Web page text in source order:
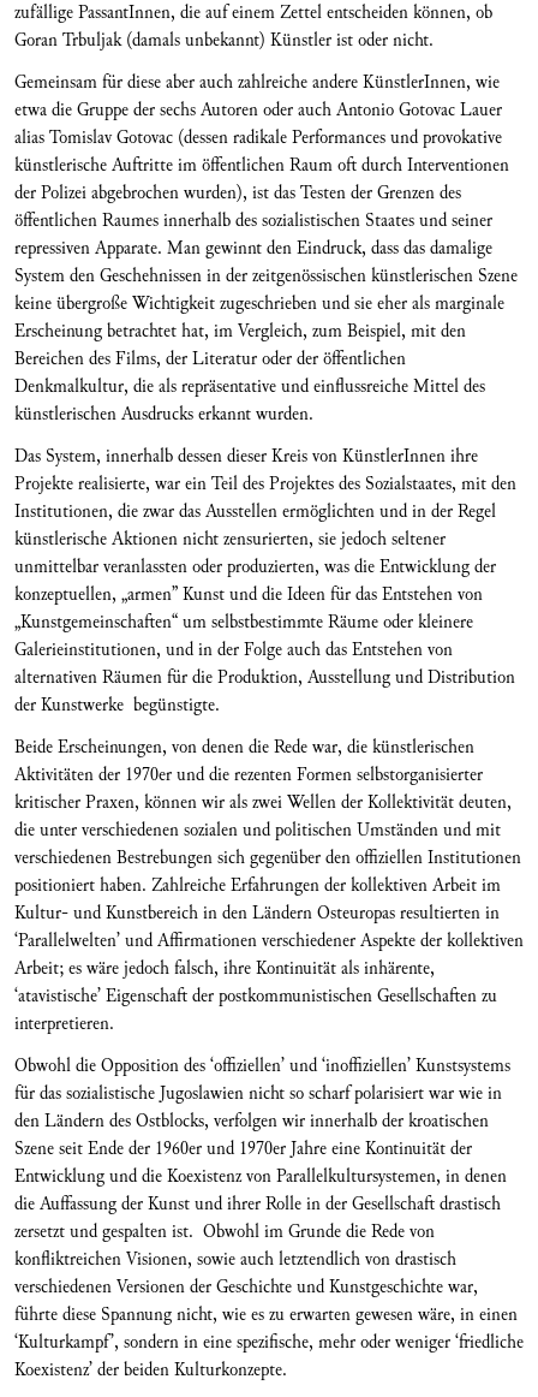
zufällige PassantInnen, die auf einem Zettel entscheiden können, ob
Goran Trbuljak (damals unbekannt) Künstler ist oder nicht.
Gemeinsam für diese aber auch zahlreiche andere KünstlerInnen, wie
etwa die Gruppe der sechs Autoren oder auch Antonio Gotovac Lauer
alias Tomislav Gotovac (dessen radikale Performances und provokative
künstlerische Auftritte im öffentlichen Raum oft durch Interventionen
der Polizei abgebrochen wurden), ist das Testen der Grenzen des
öffentlichen Raumes innerhalb des sozialistischen Staates und seiner
repressiven Apparate. Man gewinnt den Eindruck, dass das damalige
System den Geschehnissen in der zeitgenössischen künstlerischen Szene
keine übergroße Wichtigkeit zugeschrieben und sie eher als marginale
Erscheinung betrachtet hat, im Vergleich, zum Beispiel, mit den
Bereichen des Films, der Literatur oder der öffentlichen
Denkmalkultur, die als repräsentative und einflussreiche Mittel des
künstlerischen Ausdrucks erkannt wurden.
Das System, innerhalb dessen dieser Kreis von KünstlerInnen ihre
Projekte realisierte, war ein Teil des Projektes des Sozialstaates, mit den
Institutionen, die zwar das Ausstellen ermöglichten und in der Regel
künstlerische Aktionen nicht zensurierten, sie jedoch seltener
unmittelbar veranlassten oder produzierten, was die Entwicklung der
konzeptuellen, „armen” Kunst und die Ideen für das Entstehen von
„Kunstgemeinschaften“ um selbstbestimmte Räume oder kleinere
Galerieinstitutionen, und in der Folge auch das Entstehen von
alternativen Räumen für die Produktion, Ausstellung und Distribution
der Kunstwerke begünstigte.
Beide Erscheinungen, von denen die Rede war, die künstlerischen
Aktivitäten der 1970er und die rezenten Formen selbstorganisierter
kritischer Praxen, können wir als zwei Wellen der Kollektivität deuten,
die unter verschiedenen sozialen und politischen Umständen und mit
verschiedenen Bestrebungen sich gegenüber den offiziellen Institutionen
positioniert haben. Zahlreiche Erfahrungen der kollektiven Arbeit im
Kultur- und Kunstbereich in den Ländern Osteuropas resultierten in
‘Parallelwelten’ und Affirmationen verschiedener Aspekte der kollektiven
Arbeit; es wäre jedoch falsch, ihre Kontinuität als inhärente,
‘atavistische’ Eigenschaft der postkommunistischen Gesellschaften zu
interpretieren.
Obwohl die Opposition des ‘offiziellen’ und ‘inoffiziellen’ Kunstsystems
für das sozialistische Jugoslawien nicht so scharf polarisiert war wie in
den Ländern des Ostblocks, verfolgen wir innerhalb der kroatischen
Szene seit Ende der 1960er und 1970er Jahre eine Kontinuität der
Entwicklung und die Koexistenz von Parallelkultursystemen, in denen
die Auffassung der Kunst und ihrer Rolle in der Gesellschaft drastisch
zersetzt und gespalten ist. Obwohl im Grunde die Rede von
konfliktreichen Visionen, sowie auch letztendlich von drastisch
verschiedenen Versionen der Geschichte und Kunstgeschichte war,
führte diese Spannung nicht, wie es zu erwarten gewesen wäre, in einen
‘Kulturkampf’, sondern in eine spezifische, mehr oder weniger ‘friedliche
Koexistenz’ der beiden Kulturkonzepte.